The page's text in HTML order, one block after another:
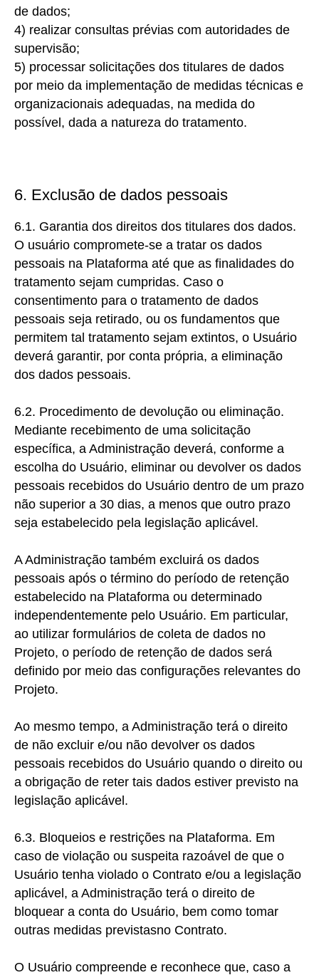
de dados;
4) realizar consultas prévias com autoridades de
supervisão;
5) processar solicitações dos titulares de dados
por meio da implementação de medidas técnicas e
organizacionais adequadas, na medida do
possível, dada a natureza do tratamento.
6. Exclusão de dados pessoais
6.1. Garantia dos direitos dos titulares dos dados.
O usuário compromete-se a tratar os dados
pessoais na Plataforma até que as finalidades do
tratamento sejam cumpridas. Caso o
consentimento para o tratamento de dados
pessoais seja retirado, ou os fundamentos que
permitem tal tratamento sejam extintos, o Usuário
deverá garantir, por conta própria, a eliminação
dos dados pessoais.
6.2. Procedimento de devolução ou eliminação.
Mediante recebimento de uma solicitação
específica, a Administração deverá, conforme a
escolha do Usuário, eliminar ou devolver os dados
pessoais recebidos do Usuário dentro de um prazo
não superior a 30 dias, a menos que outro prazo
seja estabelecido pela legislação aplicável.
A Administração também excluirá os dados
pessoais após o término do período de retenção
estabelecido na Plataforma ou determinado
independentemente pelo Usuário. Em particular,
ao utilizar formulários de coleta de dados no
Projeto, o período de retenção de dados será
definido por meio das configurações relevantes do
Projeto.
Ao mesmo tempo, a Administração terá o direito
de não excluir e/ou não devolver os dados
pessoais recebidos do Usuário quando o direito ou
a obrigação de reter tais dados estiver previsto na
legislação aplicável.
6.3. Bloqueios e restrições na Plataforma. Em
caso de violação ou suspeita razoável de que o
Usuário tenha violado o Contrato e/ou a legislação
aplicável, a Administração terá o direito de
bloquear a conta do Usuário, bem como tomar
outras medidas previstasno Contrato.
O Usuário compreende e reconhece que, caso a